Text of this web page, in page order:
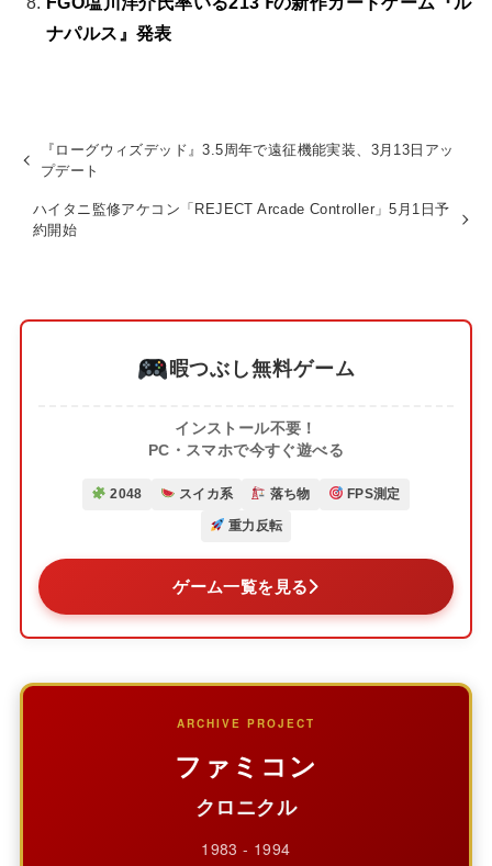
ナパルス』発表
『ローグウィズデッド』3.5周年で遠征機能実装、3月13日アッ
プデート
ハイタニ監修アケコン「REJECT Arcade Controller」5月1日予
約開始
暇つぶし無料ゲーム
インストール不要！
PC・スマホで今すぐ遊べる
2048 スイカ系 落ち物 FPS測定
重力反転
ゲーム一覧を見る
ARCHIVE PROJECT
ファミコン
クロニクル
1983 - 1994